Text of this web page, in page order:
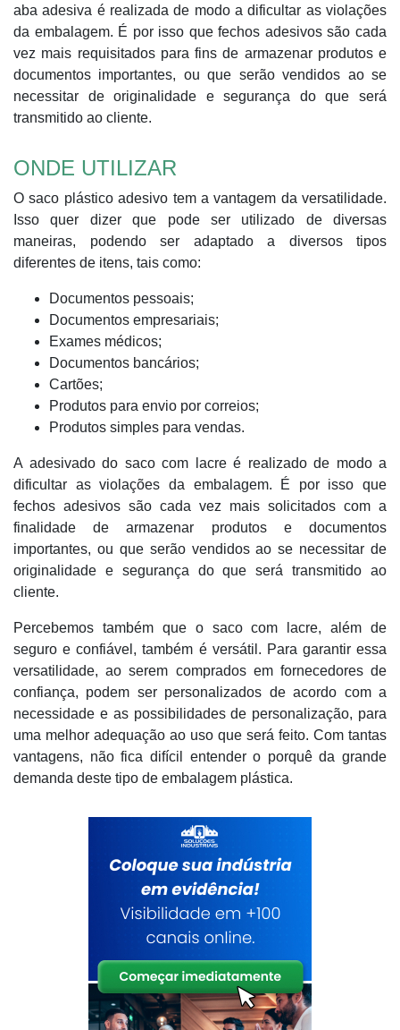
aba adesiva é realizada de modo a dificultar as violações
da embalagem. É por isso que fechos adesivos são cada
vez mais requisitados para fins de armazenar produtos e
documentos importantes, ou que serão vendidos ao se
necessitar de originalidade e segurança do que será
transmitido ao cliente.
ONDE UTILIZAR
O saco plástico adesivo tem a vantagem da versatilidade.
Isso quer dizer que pode ser utilizado de diversas
maneiras, podendo ser adaptado a diversos tipos
diferentes de itens, tais como:
Documentos pessoais;
Documentos empresariais;
Exames médicos;
Documentos bancários;
Cartões;
Produtos para envio por correios;
Produtos simples para vendas.
A adesivado do saco com lacre é realizado de modo a
dificultar as violações da embalagem. É por isso que
fechos adesivos são cada vez mais solicitados com a
finalidade de armazenar produtos e documentos
importantes, ou que serão vendidos ao se necessitar de
originalidade e segurança do que será transmitido ao
cliente.
Percebemos também que o saco com lacre, além de
seguro e confiável, também é versátil. Para garantir essa
versatilidade, ao serem comprados em fornecedores de
confiança, podem ser personalizados de acordo com a
necessidade e as possibilidades de personalização, para
uma melhor adequação ao uso que será feito. Com tantas
vantagens, não fica difícil entender o porquê da grande
demanda deste tipo de embalagem plástica.